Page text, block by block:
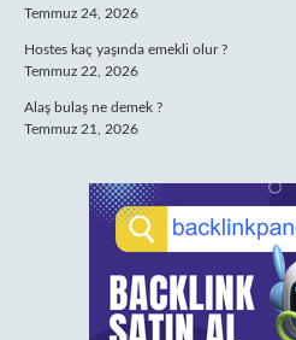
Temmuz 24, 2026
Hostes kaç yaşında emekli olur ?
Temmuz 22, 2026
Alaş bulaş ne demek ?
Temmuz 21, 2026